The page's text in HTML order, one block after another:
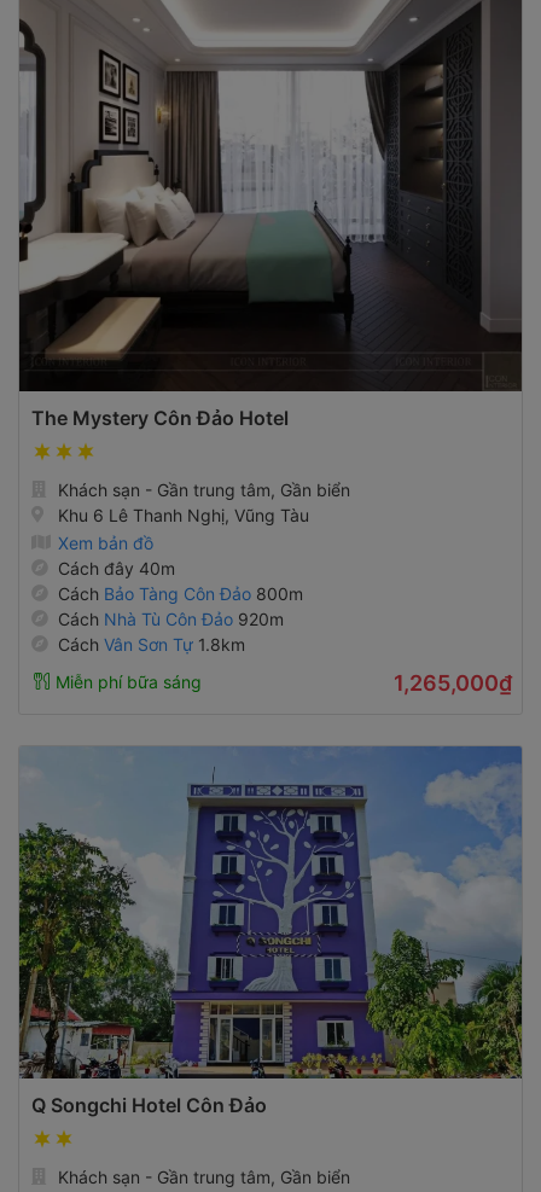
The Mystery Côn Đảo Hotel
Khách sạn - Gần trung tâm, Gần biển
Khu 6 Lê Thanh Nghị, Vũng Tàu
Xem bản đồ
Cách đây 40m
Cách Bảo Tàng Côn Đảo 800m
Cách Nhà Tù Côn Đảo 920m
Cách Vân Sơn Tự 1.8km
Miễn phí bữa sáng
1,265,000₫
Q Songchi Hotel Côn Đảo
Khách sạn - Gần trung tâm, Gần biển